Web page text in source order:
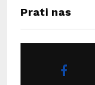
hPrati nas